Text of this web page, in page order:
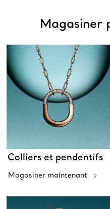
Magasiner
Colliers et pendentifs
Magasiner maintenant